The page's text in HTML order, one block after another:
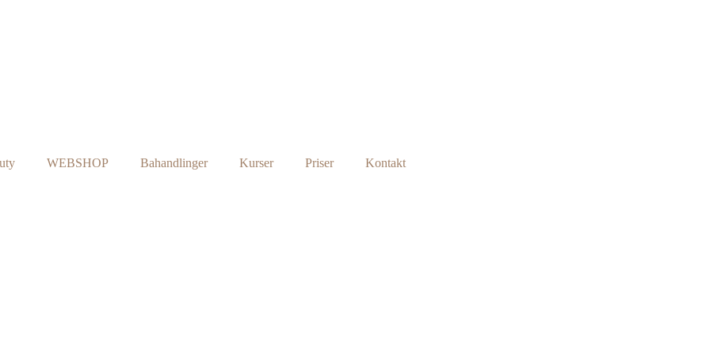
WEBSHOP Bahandlinger Kurser Priser Kontakt